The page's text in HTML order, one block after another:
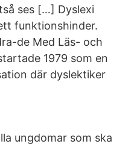
ses […] Dyslexi
funktionshinder.
de Med Läs- och
1979 som en
där dyslektiker
ungdomar som ska